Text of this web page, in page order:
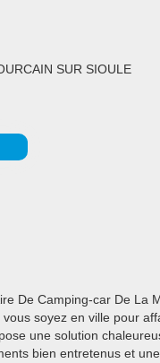
SUR SIOULE
De Camping-car De La
soyez en ville pour
une solution
bien entretenus et